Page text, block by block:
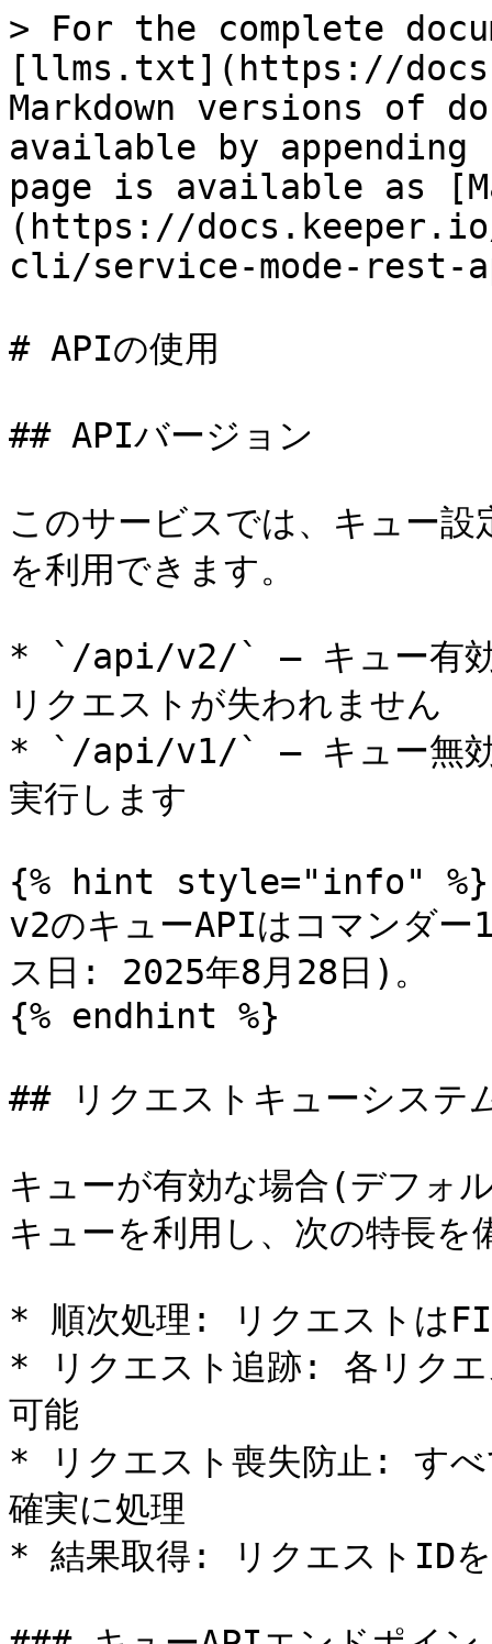
> For the complete
[llms.txt](https://
Markdown versions of
available by
page is available as
(https://docs.keeper.io/
cli/service-mode-rest-
# APIの使用
## APIバージョン
このサービスでは、キュー
を利用できます。
* `/api/v2/` – キュー有効
リクエストが失われません
* `/api/v1/` – キュー無効
実行します
{% hint style="info" %}
v2のキューAPIはコマンダ
ス日: 2025年8月28日)。
{% endhint %}
## リクエストキューシス
キューが有効な場合(デフォ
キューを利用し、次の特長を
* 順次処理: リクエストは
* リクエスト追跡: 各リクエ
可能
* リクエスト喪失防止: すべ
確実に処理
* 結果取得: リクエストIDを